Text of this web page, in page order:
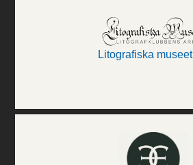
Litografiska museet